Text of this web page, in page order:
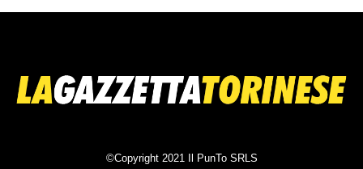
©Copyright 2021 Il PunTo SRLS